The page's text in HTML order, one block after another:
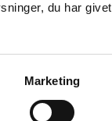
du har givet
Marketing